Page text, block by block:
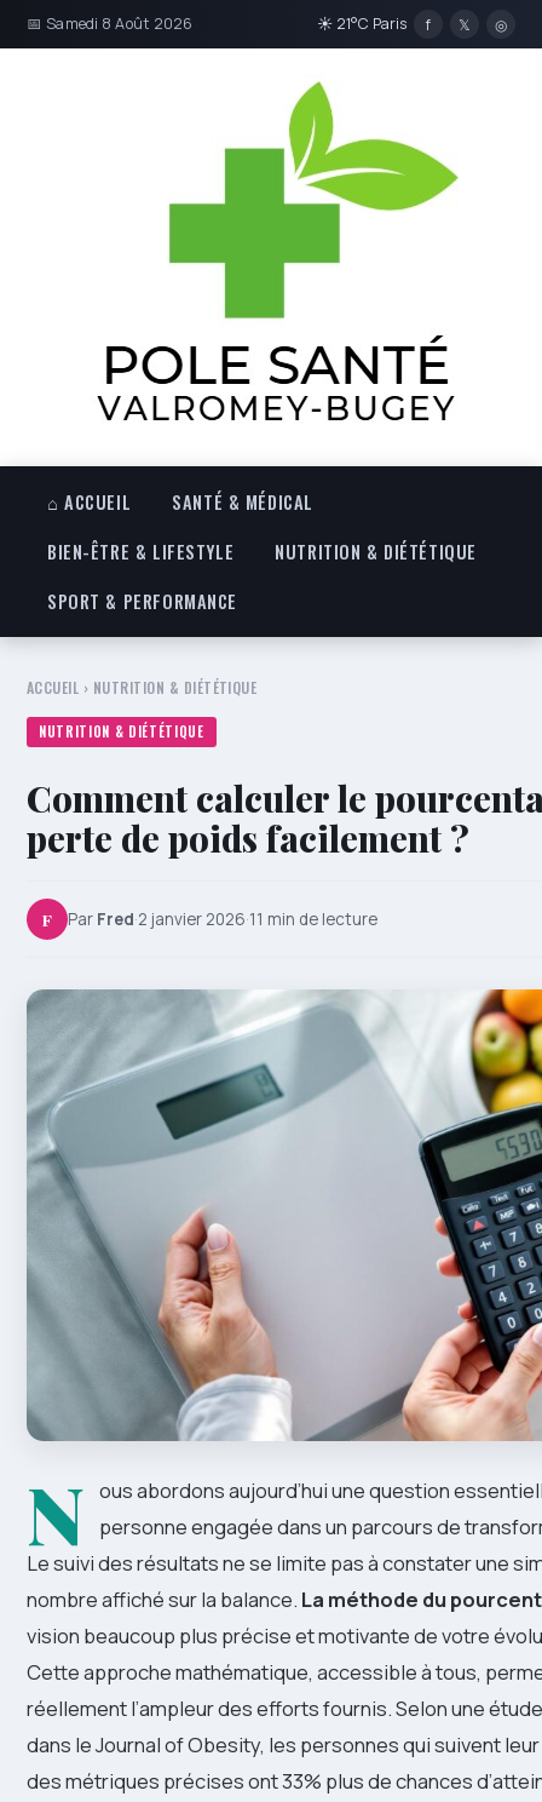
📅 Samedi 8 Août 2026 ☀ 21°C Paris f 𝕏 ◎
⌂ ACCUEIL
SANTÉ & MÉDICAL
BIEN-ÊTRE & LIFESTYLE
NUTRITION & DIÉTÉTIQUE
SPORT & PERFORMANCE
ACCUEIL › NUTRITION & DIÉTÉTIQUE
NUTRITION & DIÉTÉTIQUE
Comment calculer le
perte de poids facilement ?
F Par Fred·2 janvier 2026·11 min de lecture
N ous abordons aujourd’hui une question
personne engagée dans un parcours de
Le suivi des résultats ne se limite pas à constater une
nombre affiché sur la balance. La méthode du
vision beaucoup plus précise et motivante de votre
Cette approche mathématique, accessible à tous,
réellement l’ampleur des efforts fournis. Selon une
dans le Journal of Obesity, les personnes qui suivent
des métriques précises ont 33% plus de chances